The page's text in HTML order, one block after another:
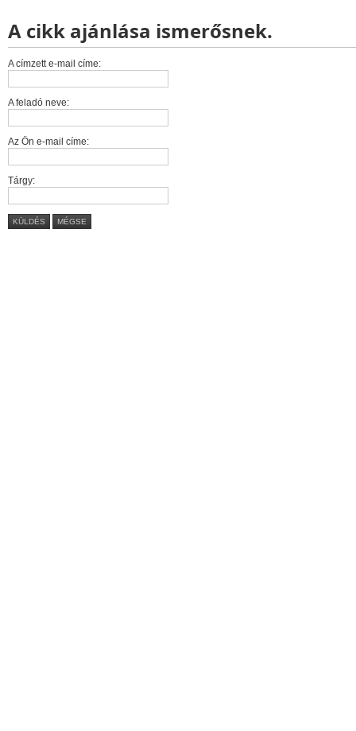
A cikk ajánlása ismerősnek.
A címzett e-mail címe:
A feladó neve:
Az Ön e-mail címe:
Tárgy:
KÜLDÉS MÉGSE